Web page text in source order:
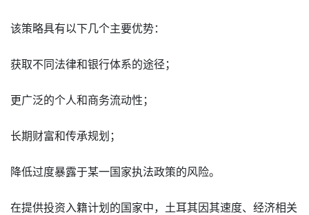
该策略具有以下几个主要优势：
获取不同法律和银行体系的途径；
更广泛的个人和商务流动性；
长期财富和传承规划；
降低过度暴露于某一国家执法政策的风险。
在提供投资入籍计划的国家中，土耳其因其速度、经济相关